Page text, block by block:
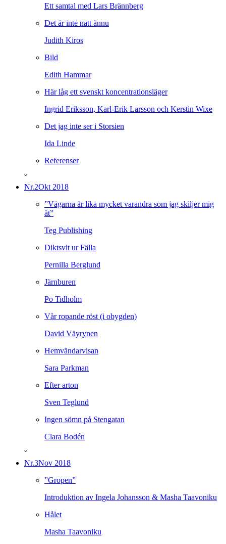
Ett samtal med Lars Brännberg
Det är inte natt ännu
Judith Kiros
Bild
Edith Hammar
Här låg ett svenskt koncentrationsläger
Ingrid Eriksson, Karl-Erik Larsson och Kerstin Wixe
Det jag inte ser i Storsien
Ida Linde
Referenser
ˇ
Nr.2Okt 2018
”Vägarna är lika mycket varandra som jag skiljer mig
åt”
Teg Publishing
Diktsvit ur Fälla
Pernilla Berglund
Järnburen
Po Tidholm
Vår ropande röst (i obygden)
David Väyrynen
Hemvändarvisan
Sara Parkman
Efter arton
Sven Teglund
Ingen sömn på Stengatan
Clara Bodén
ˇ
Nr.3Nov 2018
”Gropen”
Introduktion av Ingela Johansson & Masha Taavoniku
Hålet
Masha Taavoniku